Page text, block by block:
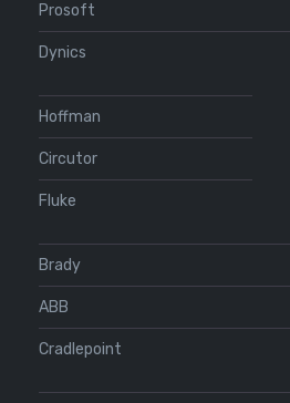
Prosoft
Dynics
Hoffman
Circutor
Fluke
Brady
ABB
Cradlepoint